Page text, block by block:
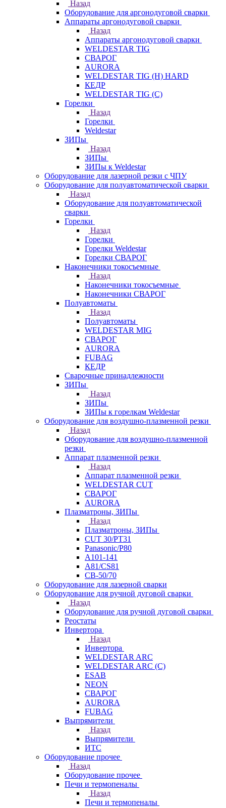
Назад
Оборудование для аргонодуговой сварки
Аппараты аргонодуговой сварки
Назад
Аппараты аргонодуговой сварки
WELDESTAR TIG
СВАРОГ
AURORA
WELDESTAR TIG (H) HARD
КЕДР
WELDESTAR TIG (С)
Горелки
Назад
Горелки
Weldestar
ЗИПы
Назад
ЗИПы
ЗИПы к Weldestar
Оборудование для лазерной резки с ЧПУ
Оборудование для полуавтоматической сварки
Назад
Оборудование для полуавтоматической
сварки
Горелки
Назад
Горелки
Горелки Weldestar
Горелки СВАРОГ
Наконечники токосъемные
Назад
Наконечники токосъемные
Наконечники СВАРОГ
Полуавтоматы
Назад
Полуавтоматы
WELDESTAR MIG
СВАРОГ
AURORA
FUBAG
КЕДР
Сварочные принадлежности
ЗИПы
Назад
ЗИПы
ЗИПы к горелкам Weldestar
Оборудование для воздушно-плазменной резки
Назад
Оборудование для воздушно-плазменной
резки
Аппарат плазменной резки
Назад
Аппарат плазменной резки
WELDESTAR CUT
СВАРОГ
AURORA
Плазматроны, ЗИПы
Назад
Плазматроны, ЗИПы
CUT 30/PT31
Panasonic/P80
А101-141
А81/CS81
СВ-50/70
Оборудование для лазерной сварки
Оборудование для ручной дуговой сварки
Назад
Оборудование для ручной дуговой сварки
Реостаты
Инвертора
Назад
Инвертора
WELDESTAR ARC
WELDESTAR ARC (С)
ESAB
NEON
СВАРОГ
AURORA
FUBAG
Выпрямители
Назад
Выпрямители
ИТС
Оборудование прочее
Назад
Оборудование прочее
Печи и термопеналы
Назад
Печи и термопеналы